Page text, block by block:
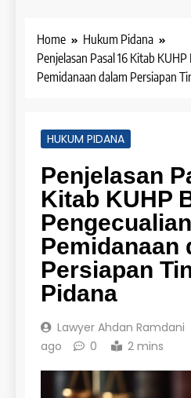
Home
Hukum Pidana
Penjelasan Pasal 16 Kitab
Pemidanaan dalam Persiapan
HUKUM PIDANA
Penjelasan
Kitab KUHP
Pengecualian
Pemidanaan
Persiapan
Pidana
Lawyer Ahdan Ramdani
ago
0 2 mins